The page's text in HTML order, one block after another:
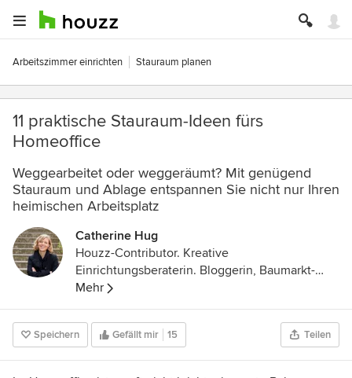
Arbeitszimmer einrichten Stauraum planen
11 praktische Stauraum-Ideen fürs
Homeoffice
Weggearbeitet oder weggeräumt? Mit genügend
Stauraum und Ablage entspannen Sie nicht nur Ihren
heimischen Arbeitsplatz
Catherine Hug
Houzz-Contributor. Kreative
Einrichtungsberaterin. Bloggerin, Baumarkt-
Stammkundin und DIY-Expertin. Mutter zweier
Töchter und stolze Besitzerin eines sehr alten
Wohnwagens mit Vorliebe für Schlichtes,
Schönes und Skandinavien.
Mehr
Speichern Gefällt mir 15 Teilen